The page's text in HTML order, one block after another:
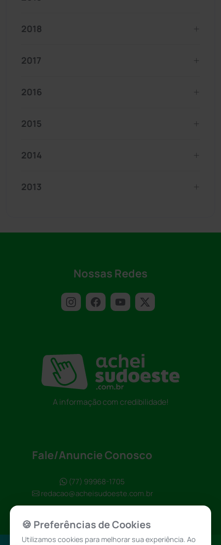
2018
2017
2016
2015
2014
2013
Nossas Redes
A informação com credibilidade!
Fale/Anuncie Conosco
(77) 99968-1705
redacao@acheisudoeste.com.br
🍪 Preferências de Cookies
Utilizamos cookies para melhorar sua experiência. Ao